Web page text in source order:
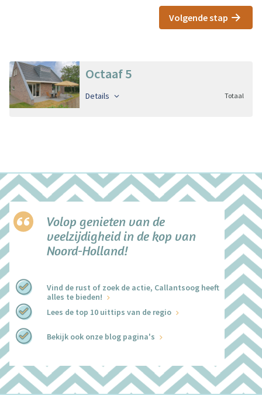
Volgende stap
Octaaf 5
Details Totaal
Volop genieten van de
veelzijdigheid in de kop van
Noord-Holland!
Vind de rust of zoek de actie, Callantsoog heeft
alles te bieden!
Lees de top 10 uittips van de regio
Bekijk ook onze blog pagina's
+
−